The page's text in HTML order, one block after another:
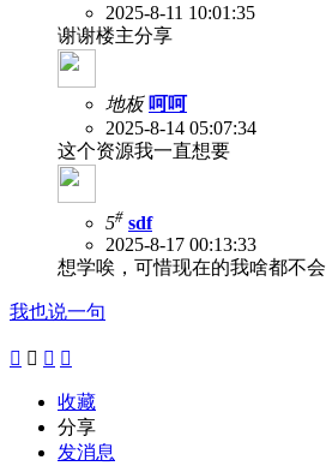
2025-8-11 10:01:35
谢谢楼主分享
地板 呵呵
2025-8-14 05:07:34
这个资源我一直想要
5# sdf
2025-8-17 00:13:33
想学唉，可惜现在的我啥都不会
我也说一句
   
收藏
分享
发消息